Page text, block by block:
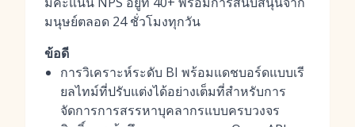
มนุษย์ตลอด 24 ชั่วโมงทุกวัน
ข้อดี
การวิเคราะห์ระดับ BI พร้อมแดชบอร์ดแบบเรี
ยลไทม์ที่ปรับแต่งได้อย่างเต็มที่สำหรับการ
จัดการการสรรหาบุคลากรแบบครบวงจร